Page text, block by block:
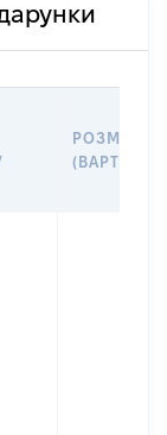
РОЗМІР
(ВАРТІСТЬ)